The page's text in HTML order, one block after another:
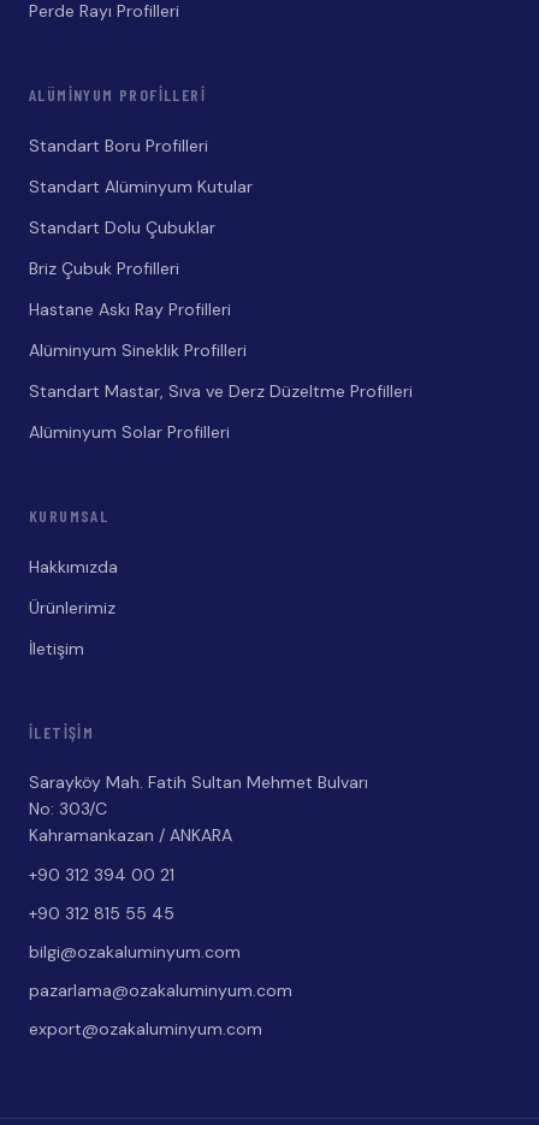
Perde Rayı Profilleri
ALÜMINYUM PROFILLERI
Standart Boru Profilleri
Standart Alüminyum Kutular
Standart Dolu Çubuklar
Briz Çubuk Profilleri
Hastane Askı Ray Profilleri
Alüminyum Sineklik Profilleri
Standart Mastar, Sıva ve Derz Düzeltme Profilleri
Alüminyum Solar Profilleri
KURUMSAL
Hakkımızda
Ürünlerimiz
İletişim
İLETIŞIM
Sarayköy Mah. Fatih Sultan Mehmet Bulvarı
No: 303/C
Kahramankazan / ANKARA
+90 312 394 00 21
+90 312 815 55 45
bilgi@ozakaluminyum.com
pazarlama@ozakaluminyum.com
export@ozakaluminyum.com